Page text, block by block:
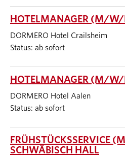
HOTELMANAGER (M/
DORMERO Hotel Crailsheim
Status: ab sofort
HOTELMANAGER (M/W/
DORMERO Hotel Aalen
Status: ab sofort
FRÜHSTÜCKSSERVICE
SCHWÄBISCH HALL